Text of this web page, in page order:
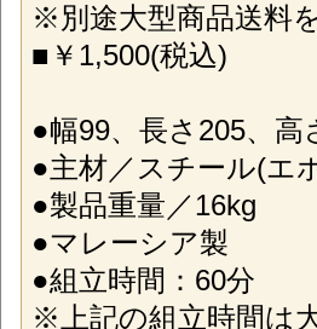
※別途大型商品送料
■￥1,500(税込)
●幅99、長さ205、高
●主材／スチール(エ
●製品重量／16kg
●マレーシア製
●組立時間：60分
※上記の組立時間は